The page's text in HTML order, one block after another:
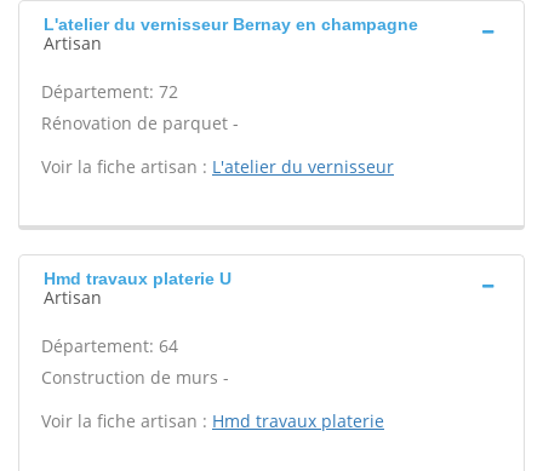
L'atelier du vernisseur Bernay en champagne
Artisan
Département: 72
Rénovation de parquet -
Voir la fiche artisan : L'atelier du vernisseur
Hmd travaux platerie U
Artisan
Département: 64
Construction de murs -
Voir la fiche artisan : Hmd travaux platerie